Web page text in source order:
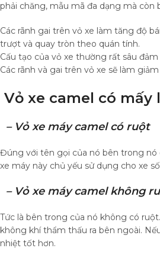
phải chăng, mẫu mã đa dạng mà còn
Các rãnh gai trên vỏ xe làm tăng độ
trượt và quay tròn theo quán tính.
Cấu tạo của vỏ xe thường rất sâu
Các rãnh và gai trên vỏ xe sẽ làm
Vỏ xe camel có mấy
– Vỏ xe máy camel có ruột
Đúng với tên gọi của nó bên trong nó
xe máy này chủ yếu sử dụng cho xe
– Vỏ xe máy camel không
Tức là bên trong của nó không có
không khí thẩm thấu ra bên ngoài.
nhiệt tốt hơn.